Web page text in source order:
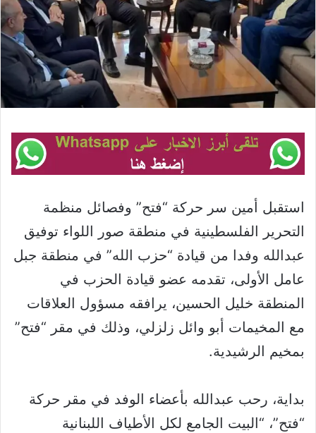
استقبل أمين سر حركة “فتح” وفصائل منظمة
التحرير الفلسطينية في منطقة صور اللواء توفيق
عبدالله وفدا من قيادة “حزب الله” في منطقة جبل
عامل الأولى، تقدمه عضو قيادة الحزب في
المنطقة خليل الحسين، يرافقه مسؤول العلاقات
مع المخيمات أبو وائل زلزلي، وذلك في مقر “فتح”
بمخيم الرشيدية.
بداية، رحب عبدالله بأعضاء الوفد في مقر حركة
“فتح”، “البيت الجامع لكل الأطياف اللبنانية